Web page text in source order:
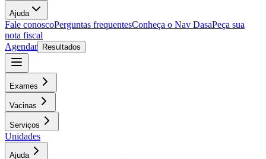
Ajuda
Fale conoscoPerguntas frequentesConheça o Nav DasaPeça sua
nota fiscal
Agendar
Resultados
Exames
Vacinas
Serviços
Unidades
Ajuda